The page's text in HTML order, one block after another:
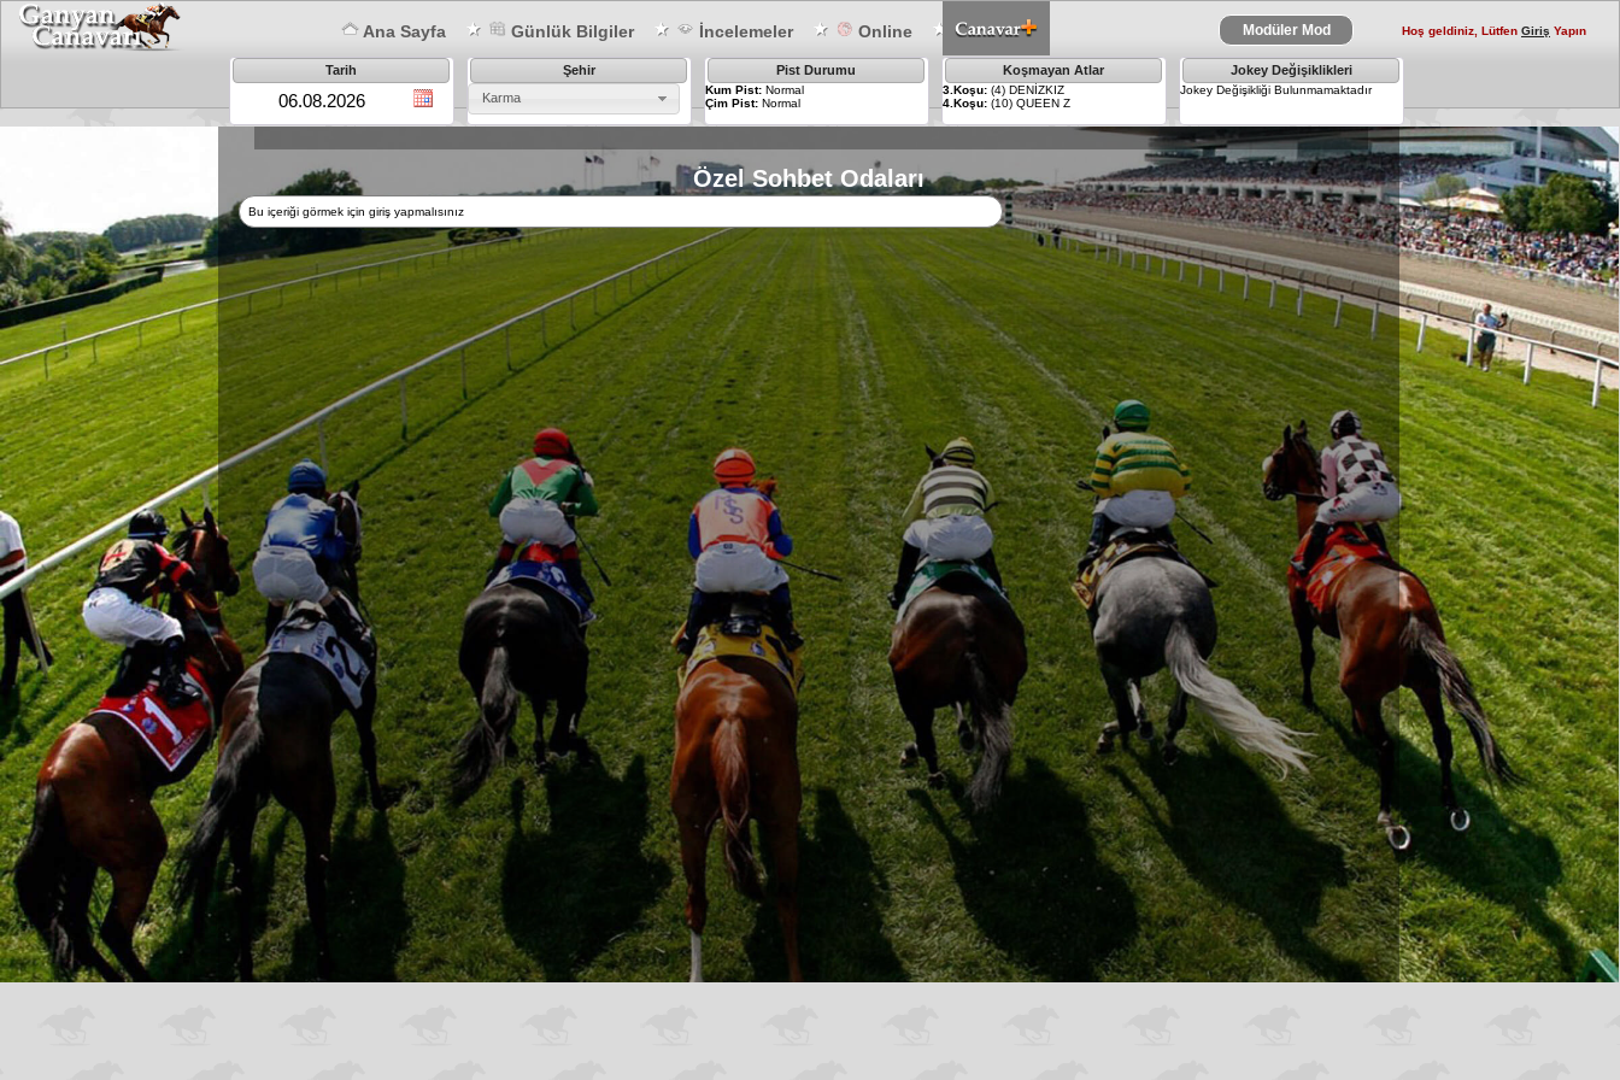
Ana Sayfa Günlük Bilgiler İncelemeler Online Modüler Mod Hoş geldiniz, Lütfen Giriş Yapın
Tarih
Şehir
Karma
Pist Durumu
Kum Pist:Normal
Çim Pist:Normal
Koşmayan Atlar
3.Koşu:(4) DENİZKIZ
4.Koşu:(10) QUEEN Z
Jokey Değişiklikleri
Jokey Değişikliği Bulunmamaktadır
Özel Sohbet Odaları
Bu içeriği görmek için giriş yapmalısınız